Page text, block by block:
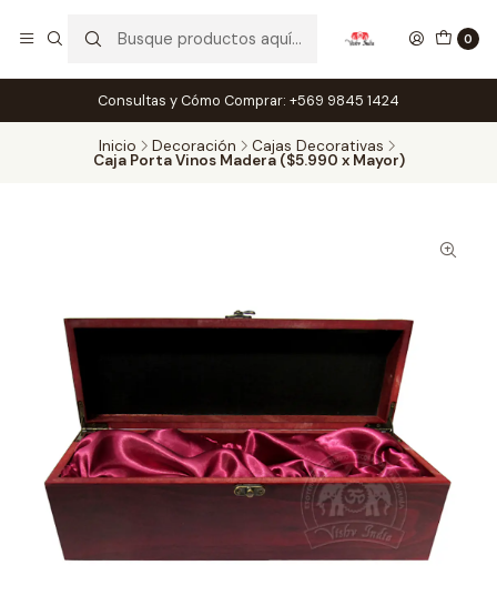
0
Consultas y Cómo Comprar: +569 9845 1424
Inicio Decoración Cajas Decorativas
Caja Porta Vinos Madera ($5.990 x Mayor)